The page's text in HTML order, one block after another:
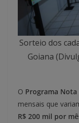
Sorteio dos
Goiana
O Programa Nota
mensais que
R$ 200 mil por